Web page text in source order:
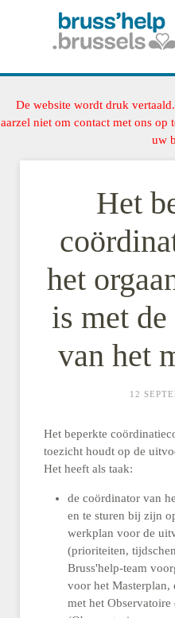
De website wordt druk
aarzel niet om contact met ons
uw
Het
het
is met
van het
12
Het beperkte
toezicht houdt op de
Het heeft als taak:
de coördinator van
en te sturen bij zijn
werkplan voor de
(prioriteiten,
Bruss'help-team
voor het Masterplan,
met het Observatoire